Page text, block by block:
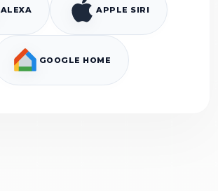
ALEXA APPLE SIRI
GOOGLE HOME